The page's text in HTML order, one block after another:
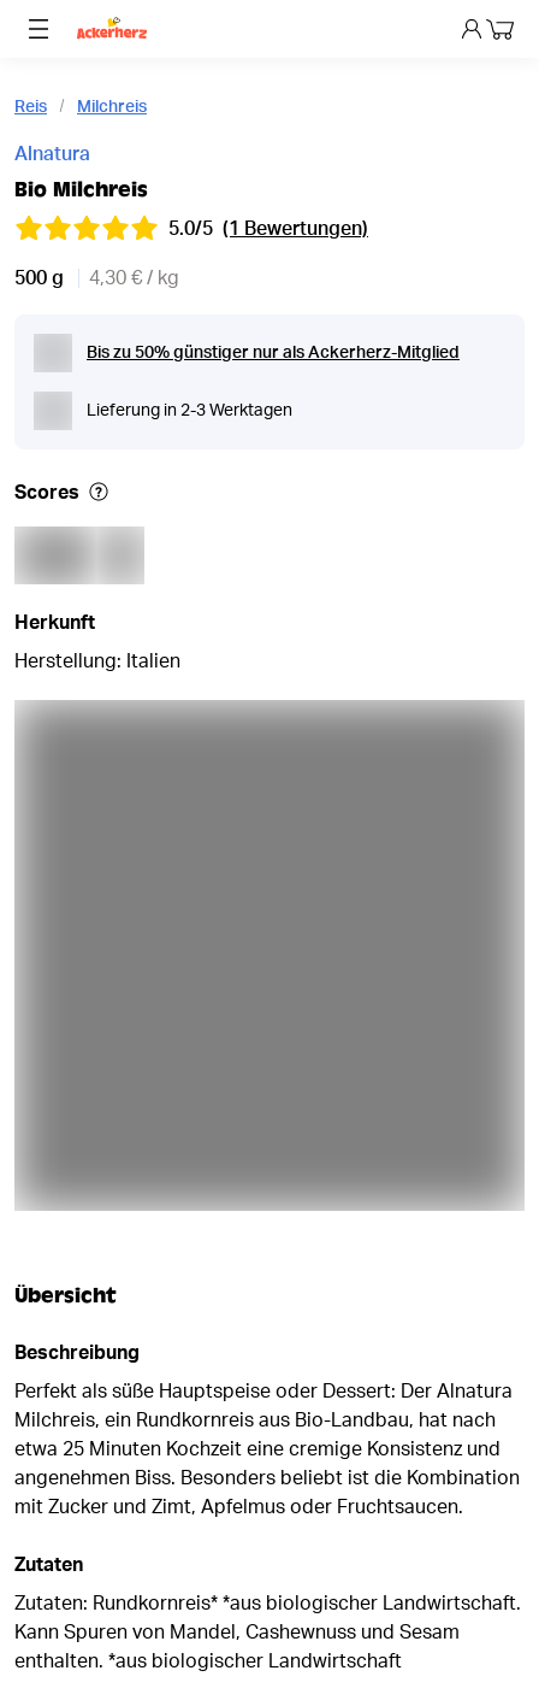
Dein
Reis Milchreis
Alnatura
Bio Milchreis
5.0/5 (1 Bewertungen)
500 g 4,30 € / kg
Bis zu 50% günstiger nur als Ackerherz-Mitglied
Lieferung in 2-3 Werktagen
Scores
Herkunft
Herstellung: Italien
Übersicht
Beschreibung
Perfekt als süße Hauptspeise oder Dessert: Der Alnatura
Milchreis, ein Rundkornreis aus Bio-Landbau, hat nach
etwa 25 Minuten Kochzeit eine cremige Konsistenz und
angenehmen Biss. Besonders beliebt ist die Kombination
mit Zucker und Zimt, Apfelmus oder Fruchtsaucen.
Zutaten
Zutaten: Rundkornreis* *aus biologischer Landwirtschaft.
Kann Spuren von Mandel, Cashewnuss und Sesam
enthalten. *aus biologischer Landwirtschaft